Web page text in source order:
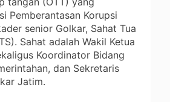
Pemberantasan Korupsi
senior Golkar, Sahat Tua
Sahat adalah Wakil Ketua
Koordinator Bidang
dan Sekretaris
Jatim.